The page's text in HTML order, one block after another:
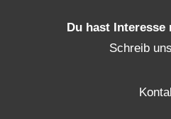
Du hast Interesse
Schreib